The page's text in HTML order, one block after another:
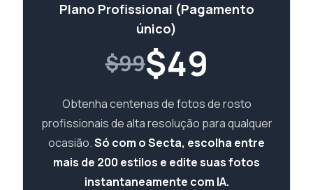
Plano Profissional (Pagamento
único)
$99$49
Obtenha centenas de fotos de rosto
profissionais de alta resolução para qualquer
ocasião.Só com o Secta, escolha entre
mais de 200 estilos e edite suas fotos
instantaneamente com IA.